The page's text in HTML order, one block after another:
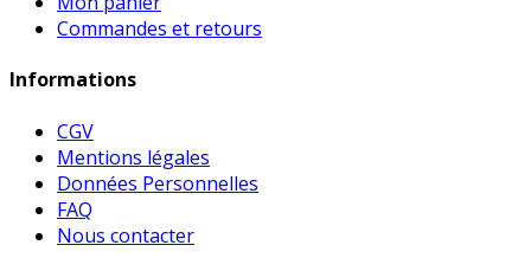
Commandes et retours
Informations
CGV
Mentions légales
Données Personnelles
FAQ
Nous contacter